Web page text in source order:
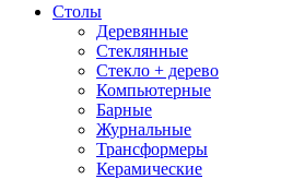
Столы
Деревянные
Стеклянные
Стекло + дерево
Компьютерные
Барные
Журнальные
Трансформеры
Керамические